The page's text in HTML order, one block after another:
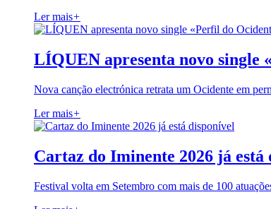
Ler mais+
LÍQUEN apresenta novo single
Nova canção electrónica retrata um Ocidente em
Ler mais+
Cartaz do Iminente 2026 já está
Festival volta em Setembro com mais de 100